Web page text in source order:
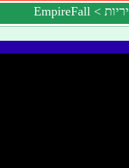
יריות > EmpireFall